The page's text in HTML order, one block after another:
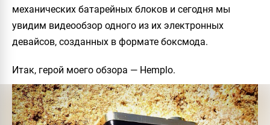
механических батарейных блоков и сегодня мы
увидим видеообзор одного из их электронных
девайсов, созданных в формате боксмода.
Итак, герой моего обзора — Hemplo.